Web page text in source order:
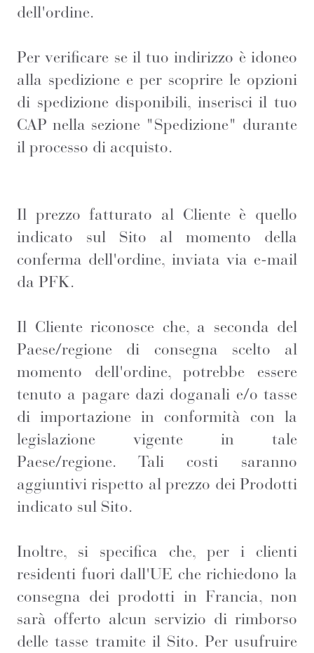
dell'ordine.
Per verificare se il tuo indirizzo è idoneo
alla spedizione e per scoprire le opzioni
di spedizione disponibili, inserisci il tuo
CAP nella sezione "Spedizione" durante
il processo di acquisto.
Il prezzo fatturato al Cliente è quello
indicato sul Sito al momento della
conferma dell'ordine, inviata via e-mail
da PFK.
Il Cliente riconosce che, a seconda del
Paese/regione di consegna scelto al
momento dell'ordine, potrebbe essere
tenuto a pagare dazi doganali e/o tasse
di importazione in conformità con la
legislazione vigente in tale
Paese/regione. Tali costi saranno
aggiuntivi rispetto al prezzo dei Prodotti
indicato sul Sito.
Inoltre, si specifica che, per i clienti
residenti fuori dall'UE che richiedono la
consegna dei prodotti in Francia, non
sarà offerto alcun servizio di rimborso
delle tasse tramite il Sito. Per usufruire